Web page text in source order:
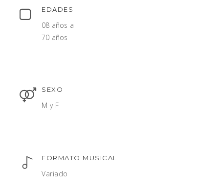
EDADES
08 años a
70 años
SEXO
M y F
FORMATO MUSICAL
Variado